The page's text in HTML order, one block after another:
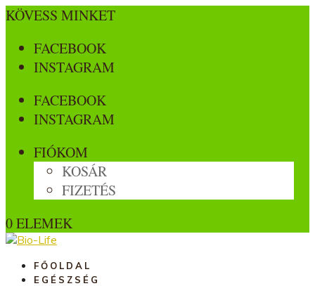
KÖVESS MINKET
FACEBOOK
INSTAGRAM
FACEBOOK
INSTAGRAM
FIÓKOM
KOSÁR
FIZETÉS
0 ELEMEK
FŐOLDAL
EGÉSZSÉG